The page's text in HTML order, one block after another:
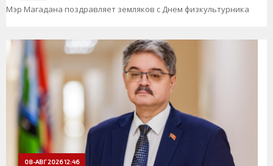
Мэр Магадана поздравляет земляков с Днем физкультурника
08-АВГ 2026 12:46